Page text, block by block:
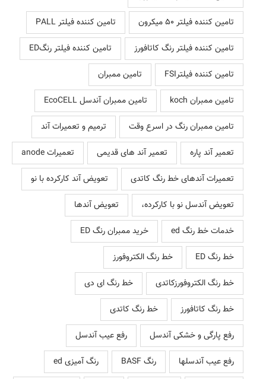
تامین کننده فیلتر 50 میکرون
تامین کننده فیلتر PALL
تامین کننده فیلتر رنگ کاتافورز
تامین کننده فیلتر رنگED
تامین کننده فیلترFSI
تامین ممبران
تامین ممبران koch
تامین ممبران آندسل EcoCELL
تامین ممبران رنگ در اسرع وقت
ترمیم و تعمیرات آند
تعمیر آند پاره
تعمیر آند های قدیمی
تعمیرات anode
تعمیرات آندهای خط رنگ کاتدی
تعویض آند کارکرده با نو
تعویض آندسل نو با کارکرده،
تعویض آندها
خدمات خط رنگ ed
خرید ممبران رنگ ED
خط رنگ ED
خط رنگ الکتروفورز
خط رنگ الکتروفورزکاتدی
خط رنگ ای دی
خط رنگ کاتافورز
خط رنگ کاتدی
رفع پارگی و خشکی آندسل
رفع عیب آندسل
رفع عیب آندسلها
رنگ BASF
رنگ آمیزی ed